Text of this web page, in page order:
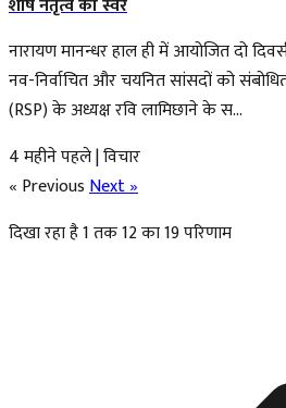
नारायण मानन्धर हाल ही में आयोजित दो
नव-निर्वाचित और चयनित सांसदों को संबोधित
(RSP) के अध्यक्ष रवि लामिछाने के स...
4 महीने पहले|विचार
« PreviousNext »
दिखा रहा है1तक12का19परिणाम